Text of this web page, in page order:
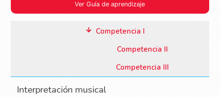
Ver Guía de aprendizaje
Competencia I
Competencia II
Competencia III
Interpretación musical